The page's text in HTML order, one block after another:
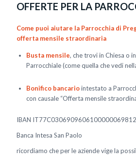
OFFERTE PER LA
Come puoi aiutare la Parrocchia di
offerta mensile straordinaria
Busta mensile, che trovi in Chiesa o
Parrocchiale (come quella che vedi
Bonifico bancariointestato a
con causale “Offerta mensile
IBAN IT77C0306909606100000069812
Banca Intesa San Paolo
ricordiamo che per le aziende vige la